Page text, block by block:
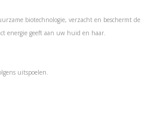
biotechnologie, verzacht en beschermt de
energie geeft aan uw huid en haar.
uitspoelen.